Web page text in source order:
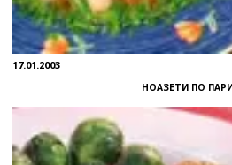
17.01.2003
НОАЗЕТИ ПО